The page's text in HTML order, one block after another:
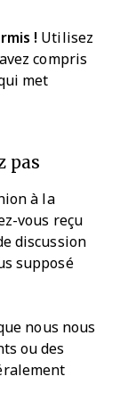
! Utilisez
compris
met
pas
à la
vous reçu
discussion
supposé
nous nous
ou des